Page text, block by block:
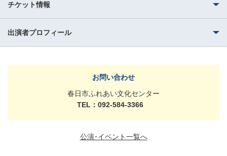
チケット情報
出演者プロフィール
お問い合わせ
春日市ふれあい文化センター
TEL：092-584-3366
公演･イベント一覧へ